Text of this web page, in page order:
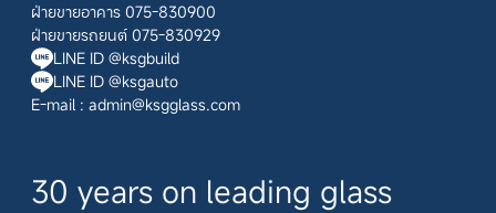
ฝ่ายขายอาคาร 075-830900
ฝ่ายขายรถยนต์ 075-830929
LINE ID @ksgbuild
LINE ID @ksgauto
E-mail : admin@ksgglass.com
30 years on leading glass